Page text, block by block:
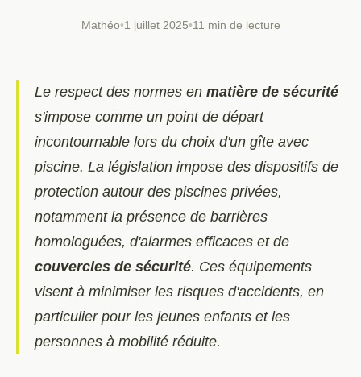
Mathéo•1 juillet 2025•11 min de lecture
Le respect des normes en matière de sécurité
s'impose comme un point de départ
incontournable lors du choix d'un gîte avec
piscine. La législation impose des dispositifs de
protection autour des piscines privées,
notamment la présence de barrières
homologuées, d'alarmes efficaces et de
couvercles de sécurité. Ces équipements
visent à minimiser les risques d'accidents, en
particulier pour les jeunes enfants et les
personnes à mobilité réduite.